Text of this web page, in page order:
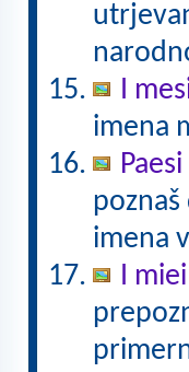
I
imena
imena
I